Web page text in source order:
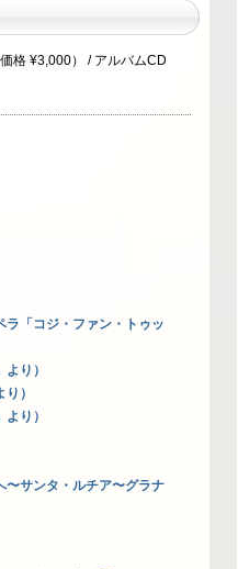
格 ¥3,000） / アルバムCD
ラ「コジ・ファン・トゥッ
り）
）
り）
〜サンタ・ルチア〜グラナ